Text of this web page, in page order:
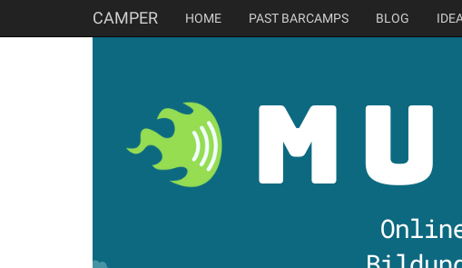
CAMPER HOME PAST BARCAMPS BLOG